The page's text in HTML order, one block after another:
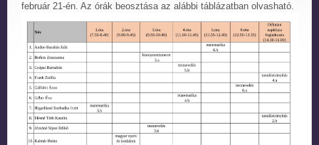
február 21-én. Az órák beosztása az alábbi táblázatban olvasható.